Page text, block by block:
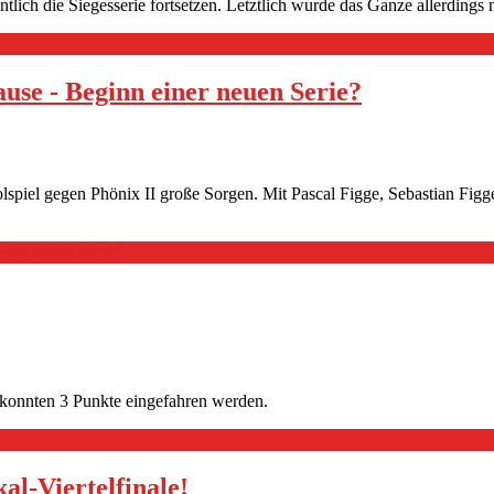
die Siegesserie fortsetzen. Letztlich wurde das Ganze allerdings
- Beginn einer neuen Serie?
gegen Phönix II große Sorgen. Mit Pascal Figge, Sebastian
3 Punkte eingefahren werden.
Viertelfinale!